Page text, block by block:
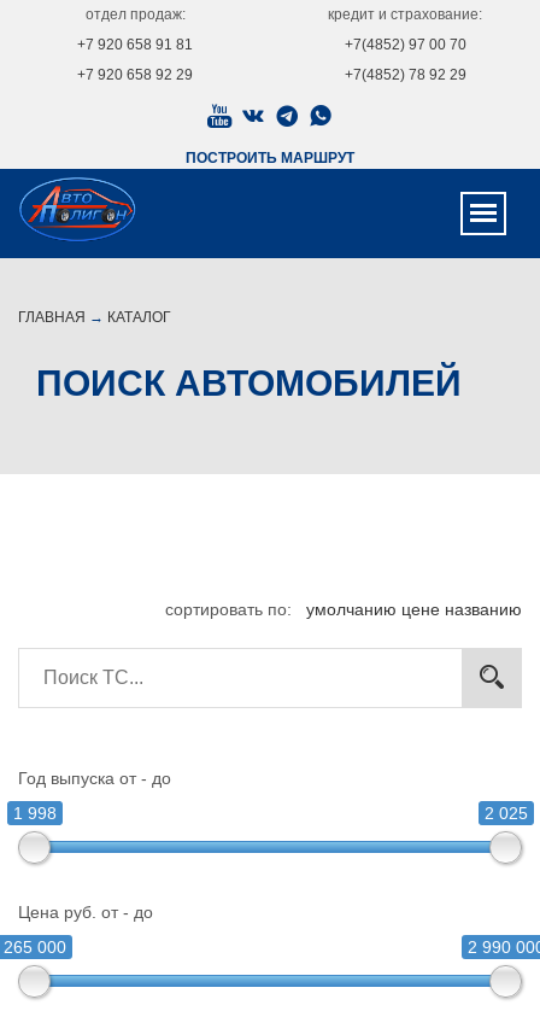
отдел продаж:
+7 920 658 91 81
+7 920 658 92 29
кредит и страхование:
+7(4852) 97 00 70
+7(4852) 78 92 29
ПОСТРОИТЬ МАРШРУТ
ГЛАВНАЯ → КАТАЛОГ
ПОИСК АВТОМОБИЛЕЙ
сортировать по: умолчанию цене названию
Год выпуска от - до
1 998
2 025
Цена руб. от - до
265 000
2 990